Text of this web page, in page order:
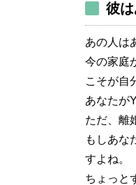
彼
あの人は
今の家庭
こそが自
あなたが
ただ、離
もしあな
すよね。
ちょっと